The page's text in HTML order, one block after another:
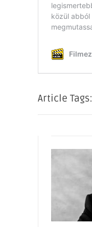
Article Tags: